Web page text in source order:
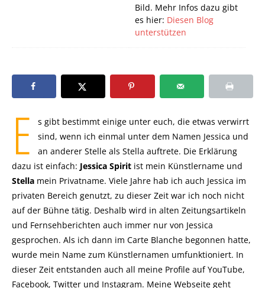
Bild. Mehr Infos dazu gibt
es hier: Diesen Blog
unterstützen
E
s gibt bestimmt einige unter euch, die etwas verwirrt
sind, wenn ich einmal unter dem Namen Jessica und
an anderer Stelle als Stella auftrete. Die Erklärung
dazu ist einfach: Jessica Spirit ist mein Künstlername und
Stella mein Privatname. Viele Jahre hab ich auch Jessica im
privaten Bereich genutzt, zu dieser Zeit war ich noch nicht
auf der Bühne tätig. Deshalb wird in alten Zeitungsartikeln
und Fernsehberichten auch immer nur von Jessica
gesprochen. Als ich dann im Carte Blanche begonnen hatte,
wurde mein Name zum Künstlernamen umfunktioniert. In
dieser Zeit entstanden auch all meine Profile auf YouTube,
Facebook, Twitter und Instagram. Meine Webseite geht